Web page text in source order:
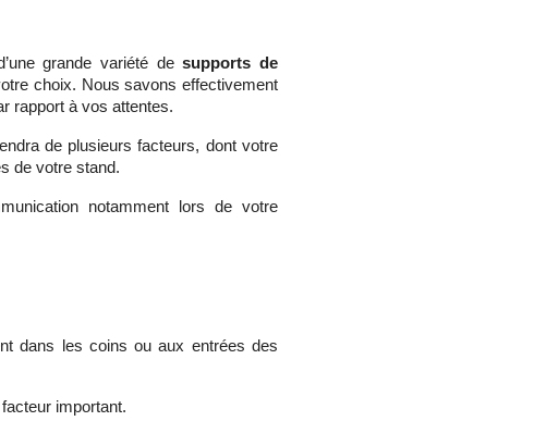
grande variété desupports de
choix. Nous savons effectivement
rapport à vos attentes.
de plusieurs facteurs, dont votre
de votre stand.
notamment lors de votre
dans les coins ou aux entrées des
important.